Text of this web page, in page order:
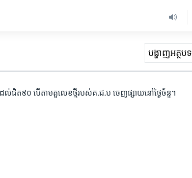
បង្ហាញ​អត្ថប
ល់​ជិត​៩០ បើ​តាម​តួលេខ​ថ្មី​របស់​គ.ជ.​ប ចេញ​ផ្សាយ​នៅ​ថ្ងៃ​ច័ន្ទ។